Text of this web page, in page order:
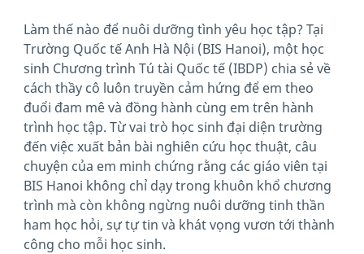
Làm thế nào để nuôi dưỡng tình yêu học tập? Tại
Trường Quốc tế Anh Hà Nội (BIS Hanoi), một học
sinh Chương trình Tú tài Quốc tế (IBDP) chia sẻ về
cách thầy cô luôn truyền cảm hứng để em theo
đuổi đam mê và đồng hành cùng em trên hành
trình học tập. Từ vai trò học sinh đại diện trường
đến việc xuất bản bài nghiên cứu học thuật, câu
chuyện của em minh chứng rằng các giáo viên tại
BIS Hanoi không chỉ dạy trong khuôn khổ chương
trình mà còn không ngừng nuôi dưỡng tinh thần
ham học hỏi, sự tự tin và khát vọng vươn tới thành
công cho mỗi học sinh.